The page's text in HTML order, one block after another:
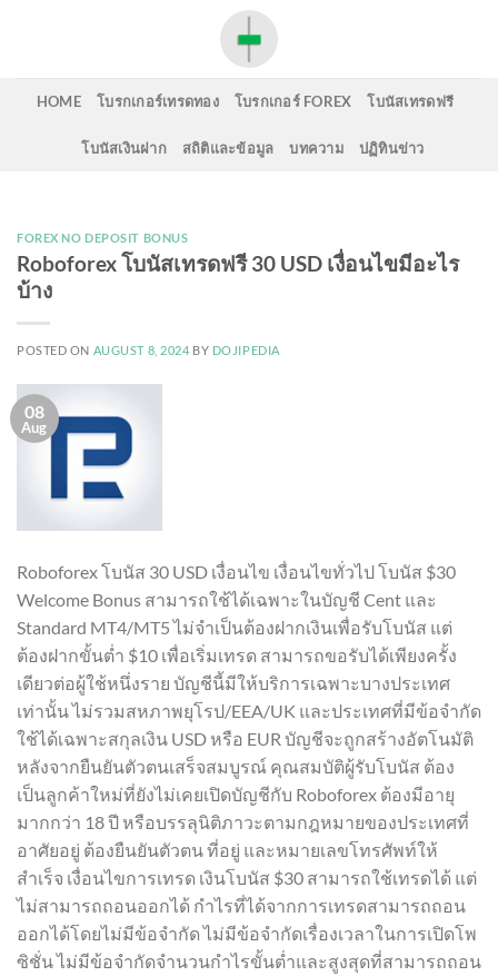
HOME โบรกเกอร์เทรดทอง โบรกเกอร์ FOREX โบนัสเทรดฟรี
โบนัสเงินฝาก สถิติและข้อมูล บทความ ปฏิทินข่าว
FOREX NO DEPOSIT BONUS
Roboforex โบนัสเทรดฟรี 30 USD เงื่อนไขมีอะไร
บ้าง
POSTED ON AUGUST 8, 2024 BY DOJIPEDIA
08
Aug
Roboforex โบนัส 30 USD เงื่อนไข เงื่อนไขทั่วไป โบนัส $30
Welcome Bonus สามารถใช้ได้เฉพาะในบัญชี Cent และ
Standard MT4/MT5 ไม่จำเป็นต้องฝากเงินเพื่อรับโบนัส แต่
ต้องฝากขั้นต่ำ $10 เพื่อเริ่มเทรด สามารถขอรับได้เพียงครั้ง
เดียวต่อผู้ใช้หนึ่งราย บัญชีนี้มีให้บริการเฉพาะบางประเทศ
เท่านั้น ไม่รวมสหภาพยุโรป/EEA/UK และประเทศที่มีข้อจำกัด
ใช้ได้เฉพาะสกุลเงิน USD หรือ EUR บัญชีจะถูกสร้างอัตโนมัติ
หลังจากยืนยันตัวตนเสร็จสมบูรณ์ คุณสมบัติผู้รับโบนัส ต้อง
เป็นลูกค้าใหม่ที่ยังไม่เคยเปิดบัญชีกับ Roboforex ต้องมีอายุ
มากกว่า 18 ปี หรือบรรลุนิติภาวะตามกฎหมายของประเทศที่
อาศัยอยู่ ต้องยืนยันตัวตน ที่อยู่ และหมายเลขโทรศัพท์ให้
สำเร็จ เงื่อนไขการเทรด เงินโบนัส $30 สามารถใช้เทรดได้ แต่
ไม่สามารถถอนออกได้ กำไรที่ได้จากการเทรดสามารถถอน
ออกได้โดยไม่มีข้อจำกัด ไม่มีข้อจำกัดเรื่องเวลาในการเปิดโพ
ซิชั่น ไม่มีข้อจำกัดจำนวนกำไรขั้นต่ำและสูงสุดที่สามารถถอน